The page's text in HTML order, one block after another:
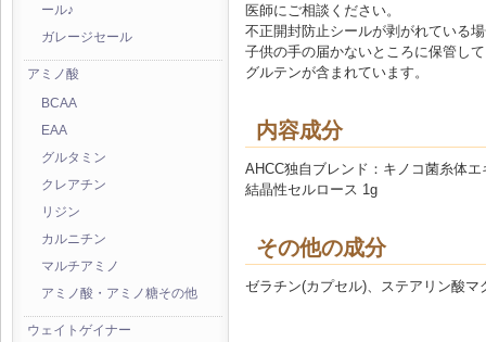
ール♪
ガレージセール
アミノ酸
BCAA
EAA
グルタミン
クレアチン
リジン
カルニチン
マルチアミノ
アミノ酸・アミノ糖その他
ウェイトゲイナー
医師にご相談ください。
不正開封防止シールが剥がれている
子供の手の届かないところに保管し
グルテンが含まれています。
内容成分
AHCC独自ブレンド：キノコ菌糸体
結晶性セルロース 1g
その他の成分
ゼラチン(カプセル)、ステアリン酸マ